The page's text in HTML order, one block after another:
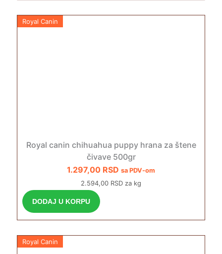
Royal Canin
Royal canin chihuahua puppy hrana za štene
čivave 500gr
1.297,00 RSD sa PDV-om
2.594,00 RSD za kg
DODAJ U KORPU
Royal Canin